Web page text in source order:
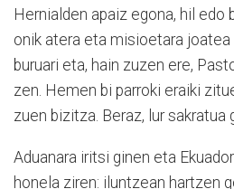
Hernialden apaiz egona, hil
onik atera eta misioetara joatea
buruari eta, hain zuzen ere,
zen. Hemen bi parroki eraiki
zuen bizitza. Beraz, lur sakratua
Aduanara iritsi ginen eta
honela ziren: iluntzean hartzen